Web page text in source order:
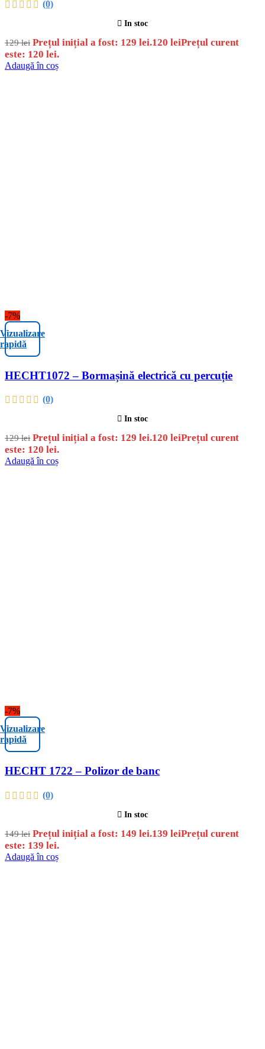
(0)
In stoc
129lei Prețul inițial a fost: 129 lei.120 leiPrețul curent
este: 120 lei.
Adaugă în coș
-7%
Vizualizare
rapidă
HECHT1072 – Bormașină electrică cu percuție
(0)
In stoc
129lei Prețul inițial a fost: 129 lei.120 leiPrețul curent
este: 120 lei.
Adaugă în coș
-7%
Vizualizare
rapidă
HECHT 1722 – Polizor de banc
(0)
In stoc
149lei Prețul inițial a fost: 149 lei.139 leiPrețul curent
este: 139 lei.
Adaugă în coș